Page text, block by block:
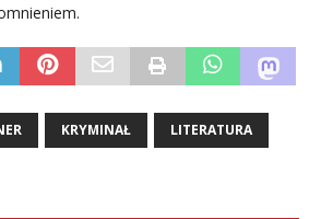
KRYMINAŁ LITERATURA